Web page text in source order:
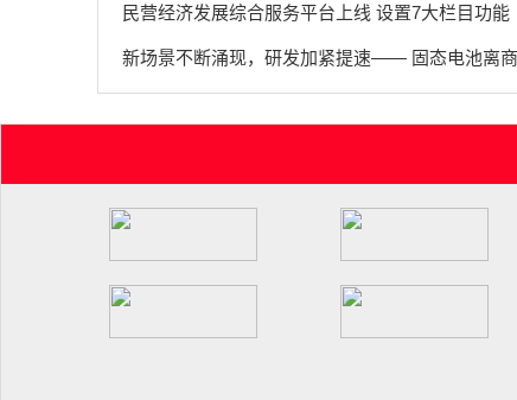
民营经济发展综合服务平台上线 设置7大栏目功能
新场景不断涌现，研发加紧提速—— 固态电池离商